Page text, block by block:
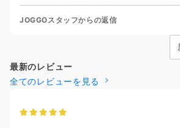
JOGGOスタッフからの返信
最新のレビュー
全てのレビューを見る